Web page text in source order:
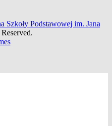
Szkoły Podstawowej im. Jana